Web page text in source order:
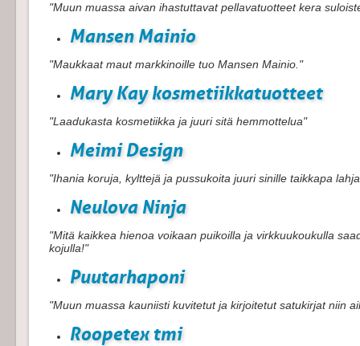
"Muun muassa aivan ihastuttavat pellavatuotteet kera
Mansen Mainio
"Maukkaat maut markkinoille tuo Mansen Mainio."
Mary Kay kosmetiikkatuotteet
"Laadukasta kosmetiikka ja juuri sitä hemmottelua"
Meimi Design
"Ihania koruja, kylttejä ja pussukoita juuri sinille taikkapa
Neulova Ninja
"Mitä kaikkea hienoa voikaan puikoilla ja virkkuukoukulla
kojulla!"
Puutarhaponi
"Muun muassa kauniisti kuvitetut ja kirjoitetut satukirjat niin
Roopetex tmi